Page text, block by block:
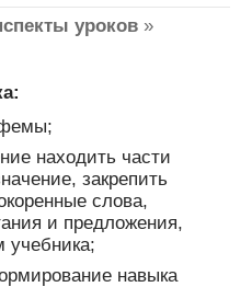
уроков »
находить части
закрепить
слова,
и предложения,
учебника;
навыка